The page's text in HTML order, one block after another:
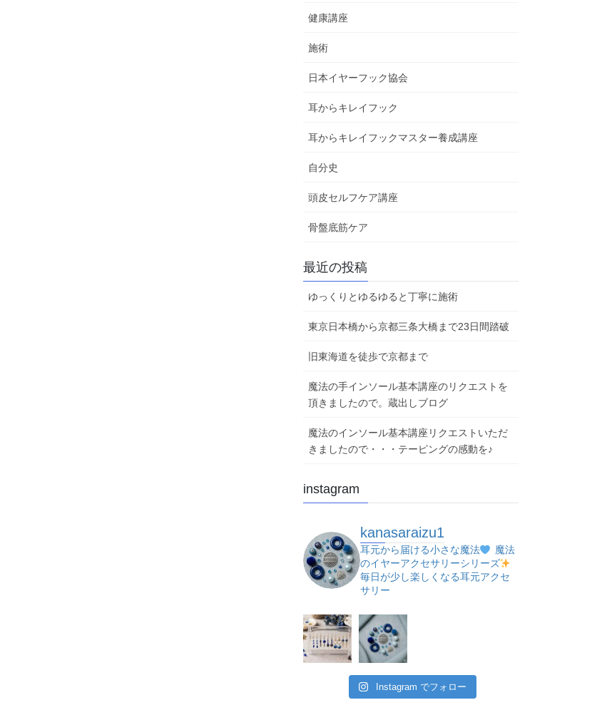
健康講座
施術
日本イヤーフック協会
耳からキレイフック
耳からキレイフックマスター養成講座
自分史
頭皮セルフケア講座
骨盤底筋ケア
最近の投稿
ゆっくりとゆるゆると丁寧に施術
東京日本橋から京都三条大橋まで23日間踏破
旧東海道を徒歩で京都まで
魔法の手インソール基本講座のリクエストを
頂きましたので。蔵出しブログ
魔法のインソール基本講座リクエストいただ
きましたので・・・テーピングの感動を♪
instagram
kanasaraizu1
耳元から届ける小さな魔法
魔法
のイヤーアクセサリーシリーズ
毎日が少し楽しくなる耳元アクセ
サリー
Instagram でフォロー